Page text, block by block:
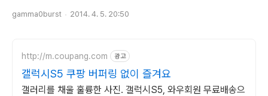
gamma0burst 2014. 4. 5. 20:50
http://m.coupang.com 광고
갤럭시S5 쿠팡 버퍼링 없이 즐겨요
갤러리를 채울 훌륭한 사진. 갤럭시S5, 와우회원 무료배송으